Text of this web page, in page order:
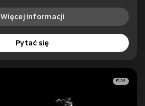
Więcej informacji
Pytać się
SM